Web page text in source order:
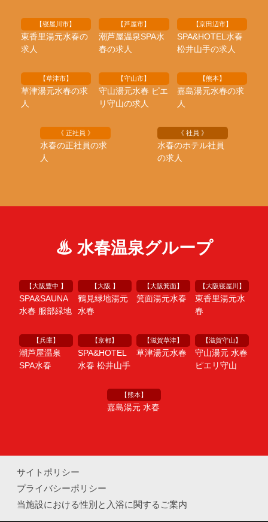
【寝屋川市】
東香里湯元水春の
求人
【芦屋市】
潮芦屋温泉SPA水
春の求人
【京田辺市】
SPA&HOTEL水春
松井山手の求人
【草津市】
草津湯元水春の求
人
【守山市】
守山湯元水春 ピエ
リ守山の求人
【熊本】
嘉島湯元水春の求
人
《 正社員 》
水春の正社員の求
人
《 社員 》
水春のホテル社員
の求人
♨ 水春温泉グループ
【大阪豊中 】
SPA&SAUNA
水春 服部緑地
【大阪 】
鶴見緑地湯元
水春
【大阪箕面】
箕面湯元水春
【大阪寝屋川】
東香里湯元水
春
【兵庫】
潮芦屋温泉
SPA水春
【京都】
SPA&HOTEL
水春 松井山手
【滋賀草津】
草津湯元水春
【滋賀守山】
守山湯元 水春
ピエリ守山
【熊本】
嘉島湯元 水春
サイトポリシー
プライバシーポリシー
当施設における性別と入浴に関するご案内